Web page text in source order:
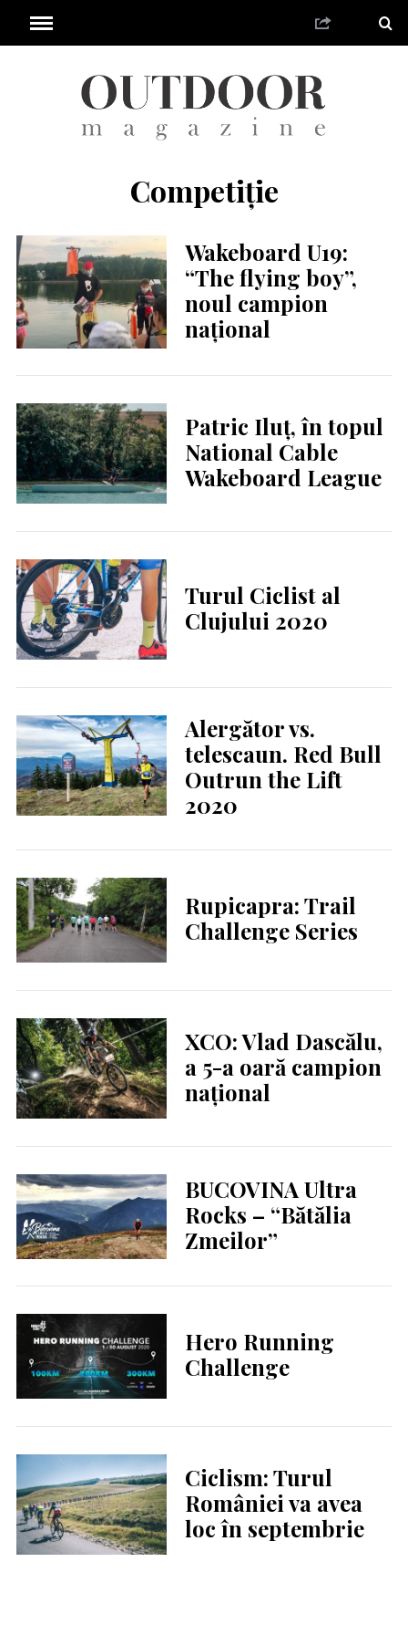
Competiție
Wakeboard U19:
“The flying boy”,
noul campion
național
Patric Iluț, în topul
National Cable
Wakeboard League
Turul Ciclist al
Clujului 2020
Alergător vs.
telescaun. Red Bull
Outrun the Lift
2020
Rupicapra: Trail
Challenge Series
XCO: Vlad Dascălu,
a 5-a oară campion
național
BUCOVINA Ultra
Rocks – “Bătălia
Zmeilor”
Hero Running
Challenge
Ciclism: Turul
României va avea
loc în septembrie